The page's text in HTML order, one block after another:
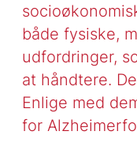
både fysiske,
udfordringer,
at håndtere.
Enlige med
for